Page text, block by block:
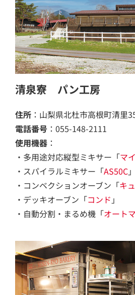
清泉寮 パン工房
住所 ：山梨県北杜市高根町清里
電話番号 ：055-148-2111
使用機器 ：
・多用途対応縦型ミキサー「マ
・スパイラルミキサー「AS50C」
・コンベクションオーブン「キ
・デッキオーブン「コンド 」
・自動分割・まるめ機「オート